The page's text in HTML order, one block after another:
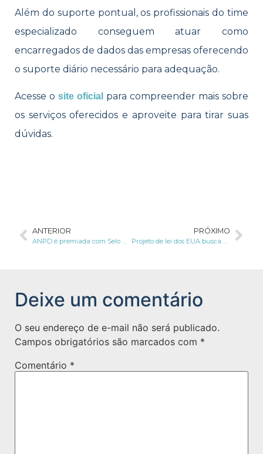
Além do suporte pontual, os profissionais do time
especializado conseguem atuar como
encarregados de dados das empresas oferecendo
o suporte diário necessário para adequação.
Acesse o site oficial para compreender mais sobre
os serviços oferecidos e aproveite para tirar suas
dúvidas.
ANTERIOR PRÓXIMO
Deixe um comentário
O seu endereço de e-mail não será publicado.
Campos obrigatórios são marcados com *
Comentário *